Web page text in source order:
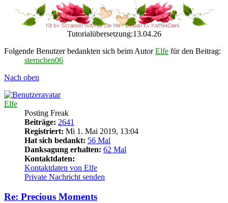
Tutorialübersetzung:13.04.26
Folgende Benutzer bedankten sich beim AutorElfe für den Beitrag:
sternchen06
Nach oben
Elfe
Posting Freak
Beiträge: 2641
Registriert: Mi 1. Mai 2019, 13:04
Hat sich bedankt: 56 Mal
Danksagung erhalten: 62 Mal
Kontaktdaten:
Kontaktdaten von Elfe
Private Nachricht senden
Re: Precious Moments